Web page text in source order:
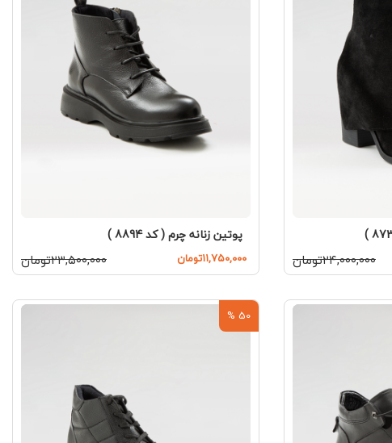
۲۴,۰۰۰,۰۰۰تومان
پوتین زنانه چرم ( کد 8894 )
۱۱,۷۵۰,۰۰۰تومان ۲۳,۵۰۰,۰۰۰تومان
50 %